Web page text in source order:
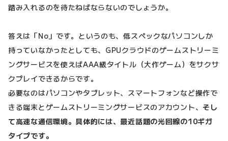
踏み入れるのを待たねばならないのでしょうか。
答えは「No」です。というのも、低スペックなパソコンしか
持っていなかったとしても、GPUクラウドのゲームストリーミ
ングサービスを使えばAAA級タイトル（大作ゲーム）をサクサ
クプレイできるからです。
必要なのはパソコンやタブレット、スマートフォンなど操作で
きる端末とゲームストリーミングサービスのアカウント、 そし
て高速な通信環境。具体的には、最近話題の光回線の10ギガ
タイプです。